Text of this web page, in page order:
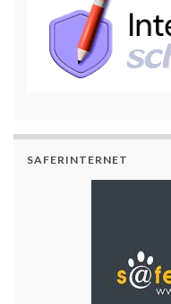
SAFERINTERNET